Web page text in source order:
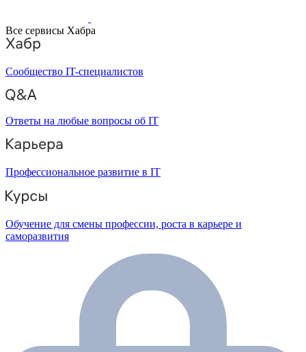
Все сервисы Хабра
Сообщество IT-специалистов
Ответы на любые вопросы об IT
Профессиональное развитие в IT
Обучение для смены профессии, роста в карьере и
саморазвития